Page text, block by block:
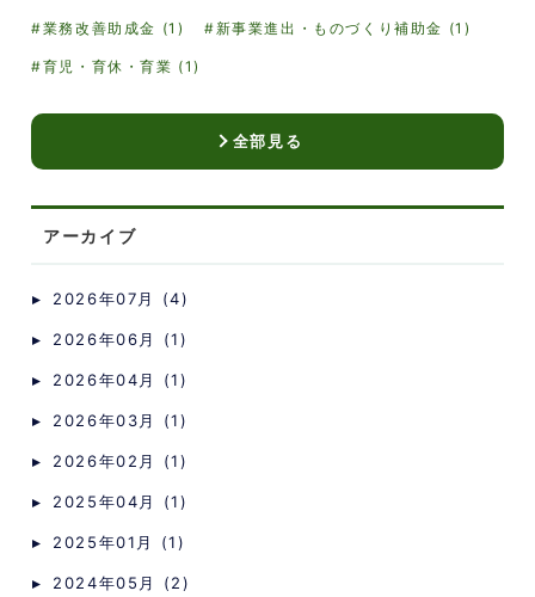
業務改善助成金 (1) 新事業進出・ものづくり補助金 (1)
育児・育休・育業 (1)
全部見る
アーカイブ
2026年07月 (4)
2026年06月 (1)
2026年04月 (1)
2026年03月 (1)
2026年02月 (1)
2025年04月 (1)
2025年01月 (1)
2024年05月 (2)